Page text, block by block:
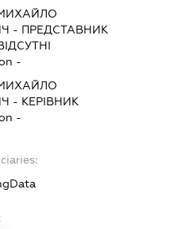
- ПРЕДСТАВНИК
-
- КЕРІВНИК
-